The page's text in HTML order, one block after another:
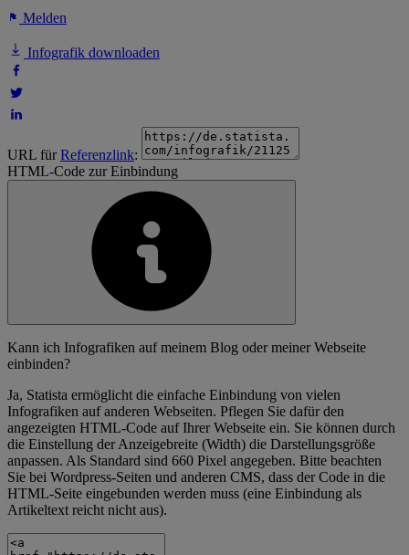
Melden
Infografik downloaden
URL fürReferenzlink:
HTML-Code zur Einbindung
Kann ich Infografiken auf meinem Blog oder meiner Webseite
einbinden?
Ja, Statista ermöglicht die einfache Einbindung von vielen
Infografiken auf anderen Webseiten. Pflegen Sie dafür den
angezeigten HTML-Code auf Ihrer Webseite ein. Sie können durch
die Einstellung der Anzeigebreite (Width) die Darstellungsgröße
anpassen. Als Standard sind 660 Pixel angegeben. Bitte beachten
Sie bei Wordpress-Seiten und anderen CMS, dass der Code in die
HTML-Seite eingebunden werden muss (eine Einbindung als
Artikeltext reicht nicht aus).